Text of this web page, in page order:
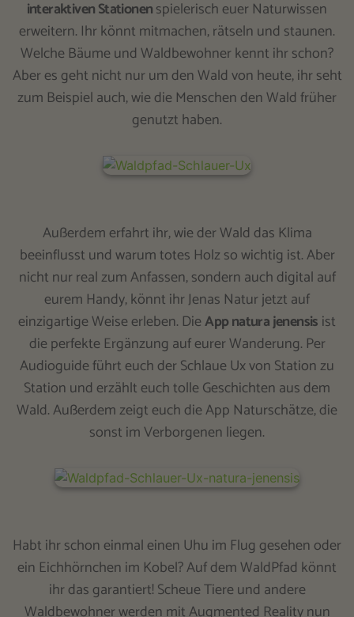
interaktiven Stationenspielerisch euer Naturwissen
erweitern. Ihr könnt mitmachen, rätseln und staunen.
Welche Bäume und Waldbewohner kennt ihr schon?
Aber es geht nicht nur um den Wald von heute, ihr seht
zum Beispiel auch, wie die Menschen den Wald früher
genutzt haben.
Außerdem erfahrt ihr, wie der Wald das Klima
beeinflusst und warum totes Holz so wichtig ist. Aber
nicht nur real zum Anfassen, sondern auch digital auf
eurem Handy, könnt ihr Jenas Natur jetzt auf
einzigartige Weise erleben. DieApp natura jenensis ist
die perfekte Ergänzung auf eurer Wanderung. Per
Audioguide führt euch der Schlaue Ux von Station zu
Station und erzählt euch tolle Geschichten aus dem
Wald. Außerdem zeigt euch die App Naturschätze, die
sonst im Verborgenen liegen.
Habt ihr schon einmal einen Uhu im Flug gesehen oder
ein Eichhörnchen im Kobel? Auf dem WaldPfad könnt
ihr das garantiert! Scheue Tiere und andere